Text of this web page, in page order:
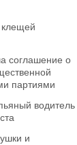
клещей
соглашение о
партиями
водитель
и